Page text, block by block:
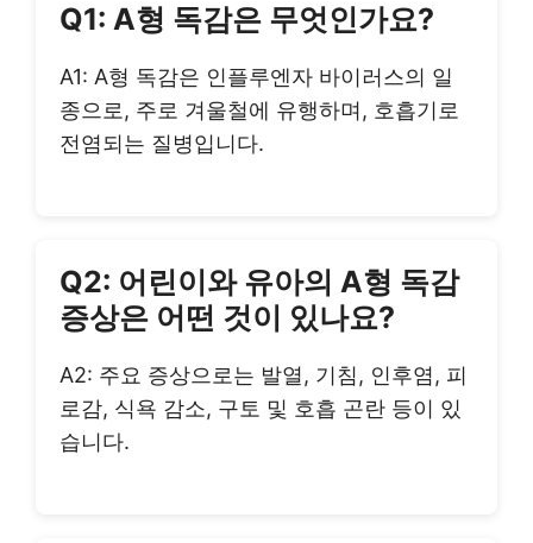
Q1: A형 독감은 무엇인가요?
A1: A형 독감은 인플루엔자 바이러스의 일
종으로, 주로 겨울철에 유행하며, 호흡기로
전염되는 질병입니다.
Q2: 어린이와 유아의 A형 독감
증상은 어떤 것이 있나요?
A2: 주요 증상으로는 발열, 기침, 인후염, 피
로감, 식욕 감소, 구토 및 호흡 곤란 등이 있
습니다.